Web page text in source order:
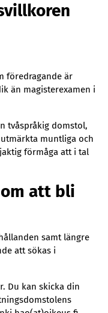
föredragande är
än magisterexamen i
tvåspråkig domstol,
muntliga och
förmåga att i tal
att bli
samt längre
att sökas i
Du kan skicka din